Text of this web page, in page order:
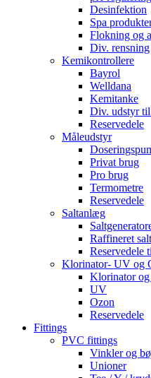
Desinfektion
Spa
Flokning og
Div. rensning
Kemikontrollere
Bayrol
Welldana
Kemitanke
Div. udstyr
Reservedele
Måleudstyr
Privat brug
Pro brug
Termometre
Reservedele
Saltanlæg
Raffineret salt
Reservedele
Klorinator- UV og
Klorinator
UV
Ozon
Reservedele
Fittings
PVC fittings
Vinkler og
Unioner